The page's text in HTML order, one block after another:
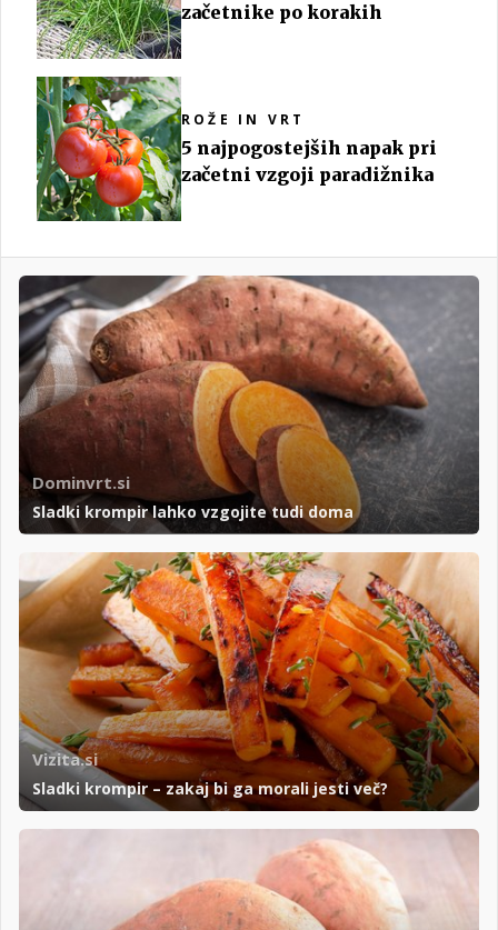
začetnike po korakih
ROŽE IN VRT
5 najpogostejših napak pri
začetni vzgoji paradižnika
Dominvrt.si
Sladki krompir lahko vzgojite tudi doma
Vizita.si
Sladki krompir – zakaj bi ga morali jesti več?